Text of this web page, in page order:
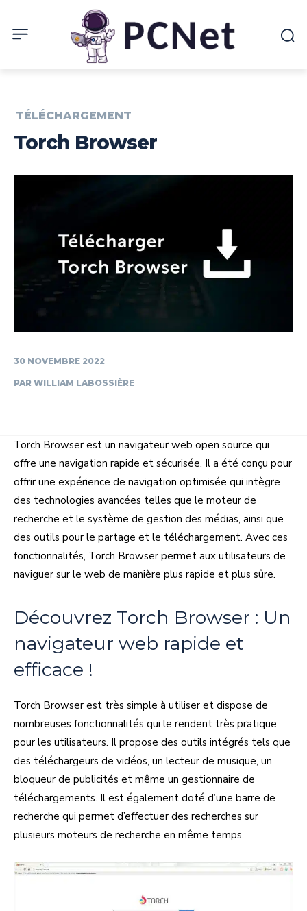
TÉLÉCHARGEMENT
Torch Browser
30 NOVEMBRE 2022
PAR WILLIAM LABOSSIÈRE
Torch Browser est un navigateur web open source qui
offre une navigation rapide et sécurisée. Il a été conçu pour
offrir une expérience de navigation optimisée qui intègre
des technologies avancées telles que le moteur de
recherche et le système de gestion des médias, ainsi que
des outils pour le partage et le téléchargement. Avec ces
fonctionnalités, Torch Browser permet aux utilisateurs de
naviguer sur le web de manière plus rapide et plus sûre.
Découvrez Torch Browser : Un
navigateur web rapide et
efficace !
Torch Browser est très simple à utiliser et dispose de
nombreuses fonctionnalités qui le rendent très pratique
pour les utilisateurs. Il propose des outils intégrés tels que
des téléchargeurs de vidéos, un lecteur de musique, un
bloqueur de publicités et même un gestionnaire de
téléchargements. Il est également doté d’une barre de
recherche qui permet d’effectuer des recherches sur
plusieurs moteurs de recherche en même temps.